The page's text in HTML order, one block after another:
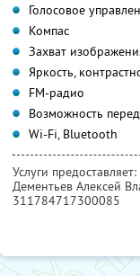
Голосовое
Компас
Захват
Яркость,
FM-радио
Возможность
Wi-Fi, Bluetooth
Услуги
Дементьев Алексей
311784717300085